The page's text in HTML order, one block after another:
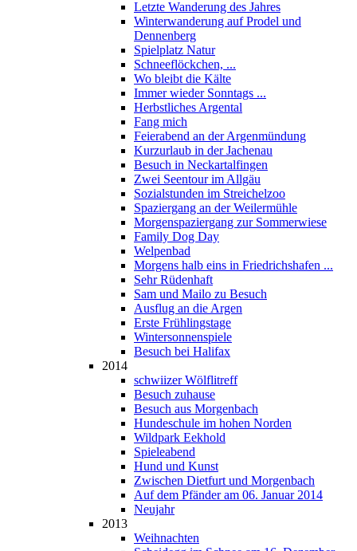
Letzte Wanderung des Jahres
Winterwanderung auf Prodel und
Dennenberg
Spielplatz Natur
Schneeflöckchen, ...
Wo bleibt die Kälte
Immer wieder Sonntags ...
Herbstliches Argental
Fang mich
Feierabend an der Argenmündung
Kurzurlaub in der Jachenau
Besuch in Neckartalfingen
Zwei Seentour im Allgäu
Sozialstunden im Streichelzoo
Spaziergang an der Weilermühle
Morgenspaziergang zur Sommerwiese
Family Dog Day
Welpenbad
Morgens halb eins in Friedrichshafen ...
Sehr Rüdenhaft
Sam und Mailo zu Besuch
Ausflug an die Argen
Erste Frühlingstage
Wintersonnenspiele
Besuch bei Halifax
2014
schwiizer Wölflitreff
Besuch zuhause
Besuch aus Morgenbach
Hundeschule im hohen Norden
Wildpark Eekhold
Spieleabend
Hund und Kunst
Zwischen Dietfurt und Morgenbach
Auf dem Pfänder am 06. Januar 2014
Neujahr
2013
Weihnachten